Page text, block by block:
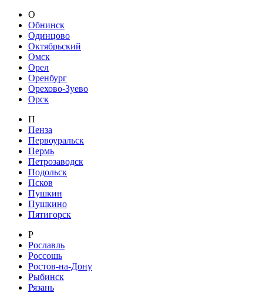
О
Обнинск
Одинцово
Октябрьский
Омск
Орел
Оренбург
Орехово-Зуево
Орск
П
Пенза
Первоуральск
Пермь
Петрозаводск
Подольск
Псков
Пушкин
Пушкино
Пятигорск
Р
Рославль
Россошь
Ростов-на-Дону
Рыбинск
Рязань